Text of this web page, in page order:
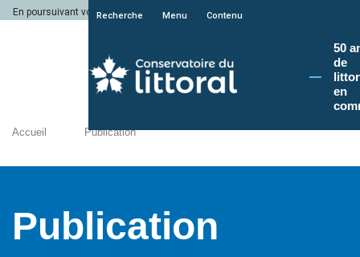
En poursuivant votre navigation sur le site du Conservatoire du littoral, vous
Recherche Menu Contenu
50
de
en
Accueil Publication
Publication